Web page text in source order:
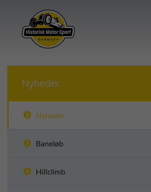
Nyheder
Nyheder
Baneløb
Hillclimb